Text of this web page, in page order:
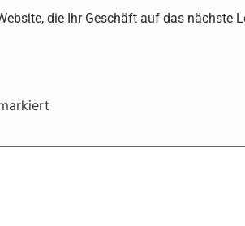
die Ihr Geschäft auf das nächste